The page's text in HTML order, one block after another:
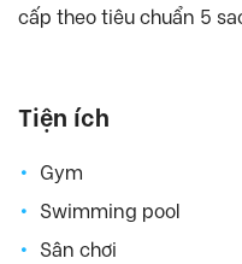
Indochina Plaza,
Lancaster , Ba
cấp theo tiêu chuẩn 5
Tiện ích
Gym
Swimming pool
Sân chơi